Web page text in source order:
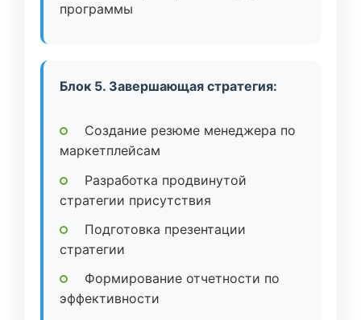
программы
Блок 5. Завершающая стратегия:
Создание резюме менеджера по
маркетплейсам
Разработка продвинутой
стратегии присутствия
Подготовка презентации
стратегии
Формирование отчетности по
эффективности